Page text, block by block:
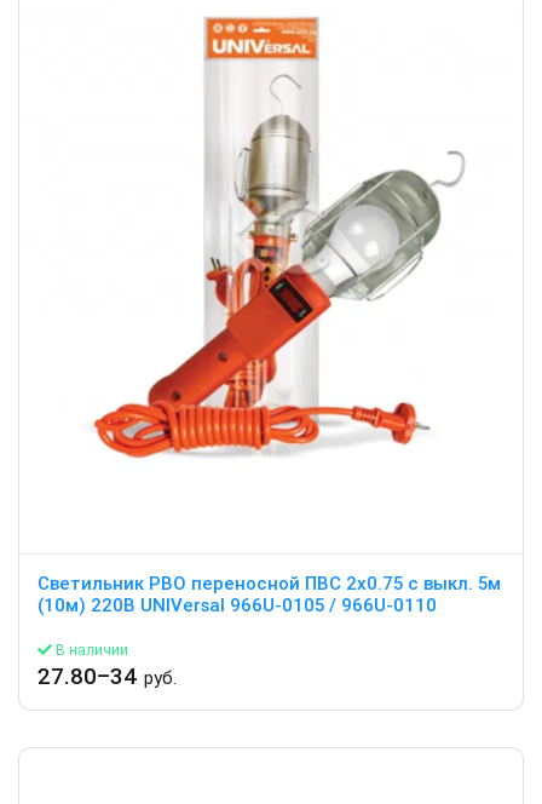
Светильник РВО переносной ПВС 2х0.75 с выкл. 5м
(10м) 220В UNIVersal 966U-0105 / 966U-0110
В наличии
27.80–34 руб.